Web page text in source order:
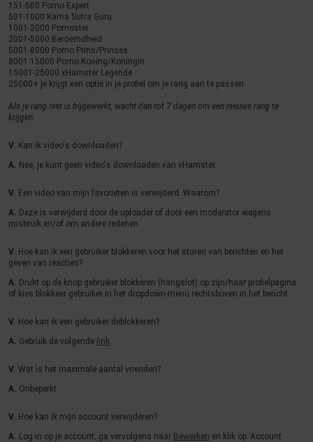
151-500 Porno Expert
501-1000 Kama Sutra Guru
1001-2000 Pornoster
2001-5000 Beroemdheid
5001-8000 Porno Prins/Prinses
8001-15000 Porno Koning/Koningin
15001-25000 xHamster Legende
25000+ je krijgt een optie in je profiel om je rang aan te passen
Als je rang niet is bijgewerkt, wacht dan tot 7 dagen om een nieuwe rang te
krijgen.
V. Kan ik video's downloaden?
A. Nee, je kunt geen video's downloaden van xHamster.
V. Een video van mijn favorieten is verwijderd. Waarom?
A. Deze is verwijderd door de uploader of door een moderator wegens
misbruik en/of om andere redenen.
V. Hoe kan ik een gebruiker blokkeren voor het sturen van berichten en het
geven van reacties?
A. Drukt op de knop gebruiker blokkeren (hangslot) op zijn/haar profielpagina
of kies blokkeer gebruiker in het dropdown-menu rechtsboven in het bericht.
V. Hoe kan ik een gebruiker deblokkeren?
A. Gebruik de volgende link.
V. Wat is het maximale aantal vrienden?
A. Onbeperkt.
V. Hoe kan ik mijn account verwijderen?
A. Log in op je account, ga vervolgens naar Bewerken en klik op 'Account